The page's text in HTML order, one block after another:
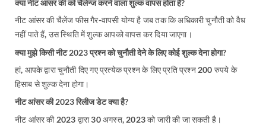
क्या नीट आंसर की को चैलेन्ज करने वाला शुल्क वापस होता है?
नीट आंसर की चैलेंज फीस गैर-वापसी योग्य है जब तक कि अधिकारी चुनौती को वैध
नहीं पाते हैं, उस स्थिति में शुल्क आपको वापस कर दिया जाएगा।
क्या मुझे किसी नीट 2023 प्रश्न को चुनौती देने के लिए कोई शुल्क देना होगा?
हां, आपके द्वारा चुनौती दिए गए प्रत्येक प्रश्न के लिए प्रति प्रश्न 200 रुपये के
हिसाब से शुल्क देना होगा।
नीट आंसर की 2023 रिलीज डेट क्या है?
नीट आंसर की 2023 द्वारा 30 अगस्त, 2023 को जारी की जा सकती है।